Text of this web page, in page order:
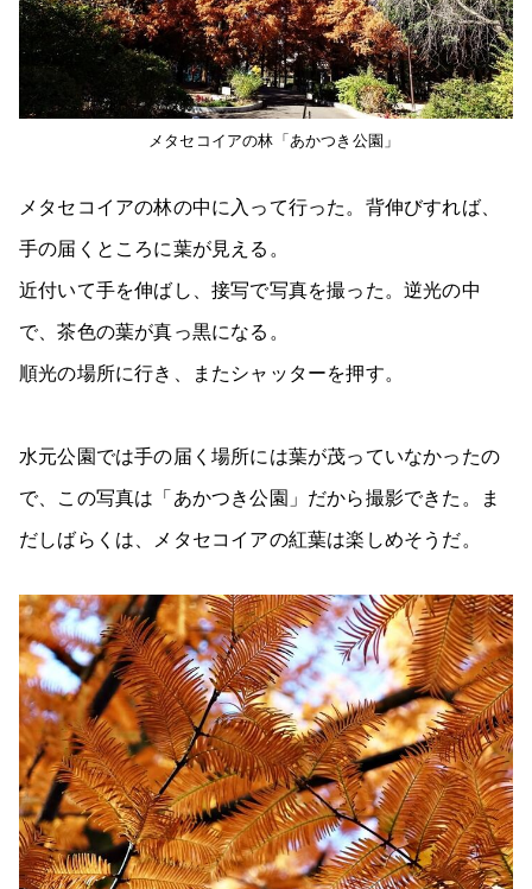
メタセコイアの林「あかつき公園」
メタセコイアの林の中に入って行った。背伸びすれば、
手の届くところに葉が見える。
近付いて手を伸ばし、接写で写真を撮った。逆光の中
で、茶色の葉が真っ黒になる。
順光の場所に行き、またシャッターを押す。
水元公園では手の届く場所には葉が茂っていなかったの
で、この写真は「あかつき公園」だから撮影できた。ま
だしばらくは、メタセコイアの紅葉は楽しめそうだ。